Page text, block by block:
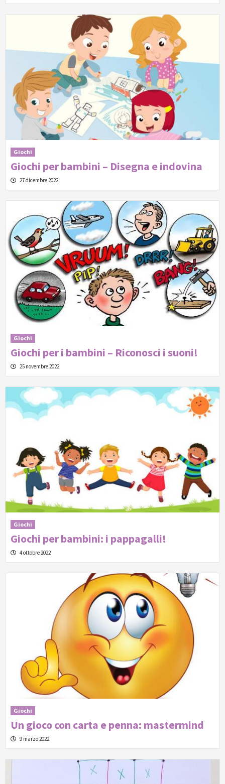
Giochi
Giochi per bambini – Disegna e indovina
27 dicembre 2022
Giochi
Giochi per i bambini – Riconosci i suoni!
25 novembre 2022
Giochi
Giochi per bambini: i pappagalli!
4 ottobre 2022
Giochi
Un gioco con carta e penna: mastermind
9 marzo 2022